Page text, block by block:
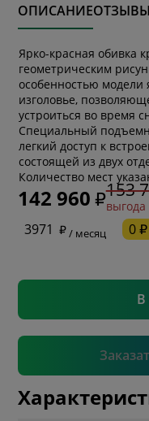
ОПИСАНИЕ
Ярко-красная обивка
геометрическим
особенностью модели
изголовье,
устроиться во время
Специальный
легкий доступ к
состоящей из двух
Количество мест
142 960 153
выгода
3971
/ месяц 0
В
* обязательное поле
*